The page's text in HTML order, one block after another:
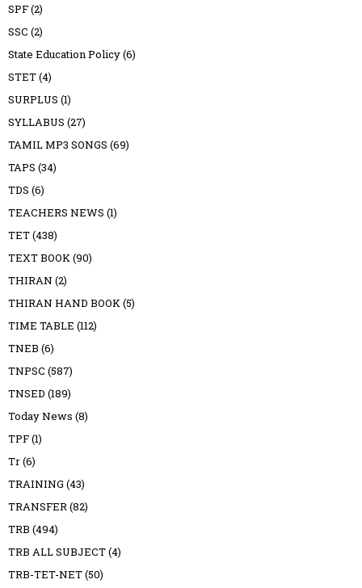
SPF(2)
SSC (2)
State Education Policy(6)
STET(4)
SURPLUS (1)
SYLLABUS (27)
TAMIL MP3 SONGS (69)
TAPS (34)
TDS (6)
TEACHERS NEWS (1)
TET(438)
TEXT BOOK(90)
THIRAN (2)
THIRAN HAND BOOK(5)
TIME TABLE (112)
TNEB (6)
TNPSC (587)
TNSED (189)
Today News (8)
TPF(1)
Tr(6)
TRAINING (43)
TRANSFER(82)
TRB (494)
TRB ALL SUBJECT(4)
TRB-TET-NET(50)